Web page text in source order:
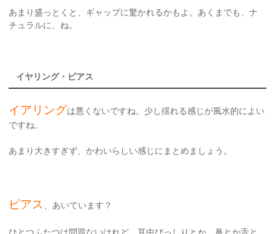
あまり盛っとくと、ギャップに驚かれるかもよ。あくまでも、ナ
チュラルに、ね。
イヤリング・ピアス
イアリングは悪くないですね。少し揺れる感じが風水的によい
ですね。
あまり大きすぎず、かわいらしい感じにまとめましょう。
ピアス 、あいています？
ひとつふたつは問題ないけれど、耳中びっしりとか、鼻とか舌と